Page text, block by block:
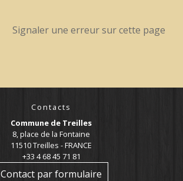
Signaler une erreur sur cette page
Contacts
Commune de Treilles
8, place de la Fontaine
11510 Treilles - FRANCE
+33 4 68 45 71 81
Contact par formulaire